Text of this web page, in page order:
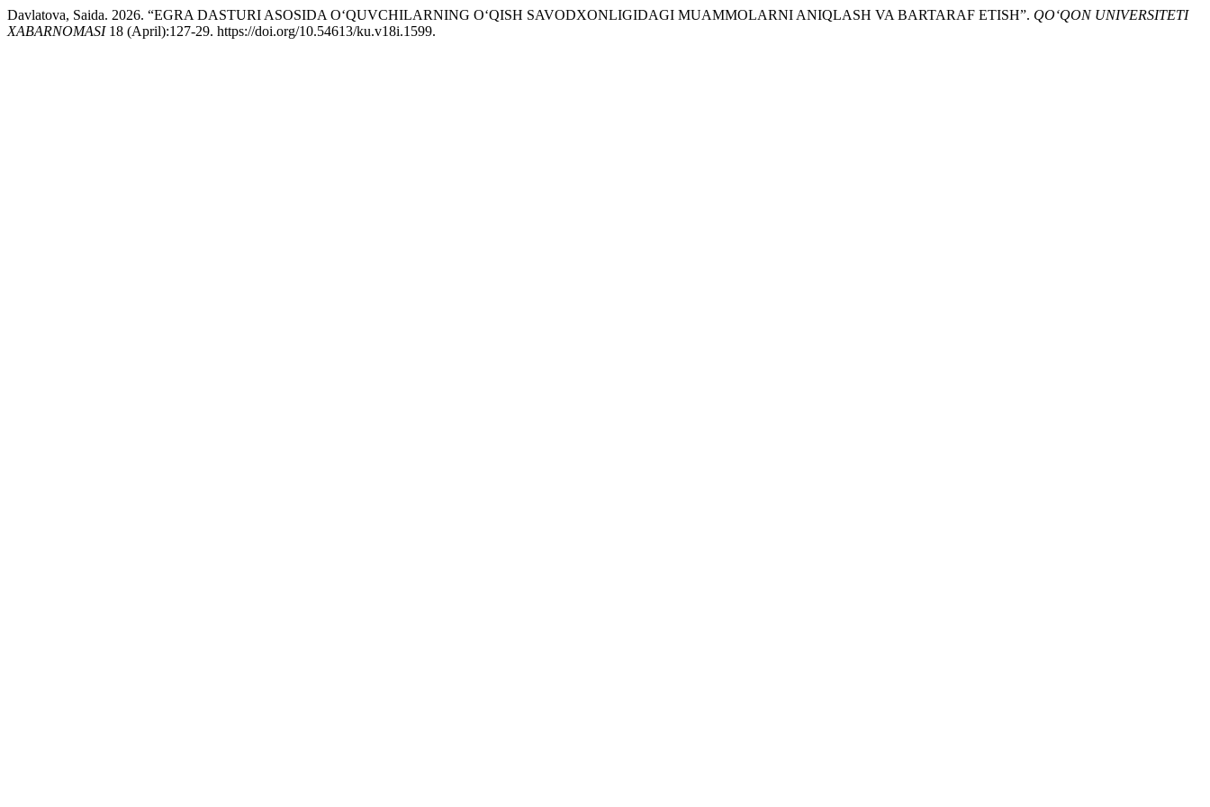
Davlatova, Saida. 2026. “EGRA DASTURI ASOSIDA O‘QUVCHILARNING O‘QISH SAVODXONLIGIDAGI MUAMMOLARNI ANIQLASH VA BARTARAF ETISH”. QO‘QON UNIVERSITETI
XABARNOMASI18 (April):127-29. https://doi.org/10.54613/ku.v18i.1599.